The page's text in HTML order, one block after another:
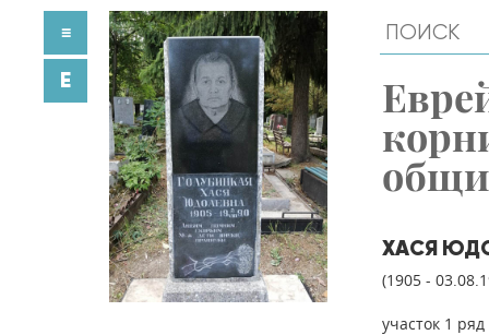
ХАСЯ
(1905 -
участок 1
≡
E